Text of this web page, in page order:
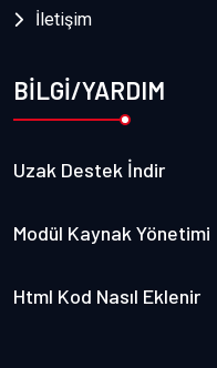
İletişim
BİLGİ/YARDIM
Uzak Destek İndir
Modül Kaynak Yönetimi
Html Kod Nasıl Eklenir